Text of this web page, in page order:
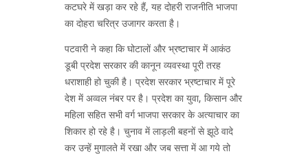
कटघरे में खड़ा कर रहे हैं, यह दोहरी राजनीति भाजपा
का दोहरा चरित्र उजागर करता है।
पटवारी ने कहा कि घोटालों और भ्रष्टाचार में आकंठ
डूबी प्रदेश सरकार की कानून व्यवस्था पूरी तरह
धराशाही हो चुकी है। प्रदेश सरकार भ्रष्टाचार में पूरे
देश में अव्वल नंबर पर है। प्रदेश का युवा, किसान और
महिला सहित सभी वर्ग भाजपा सरकार के अत्याचार का
शिकार हो रहे है। चुनाव में लाड़ली बहनों से झूठे वादे
कर उन्हें मुगालते में रखा और जब सत्ता में आ गये तो